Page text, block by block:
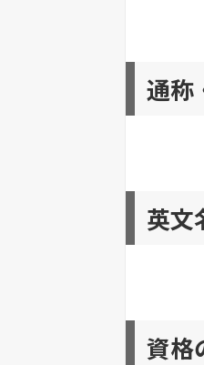
通称
英文
資格